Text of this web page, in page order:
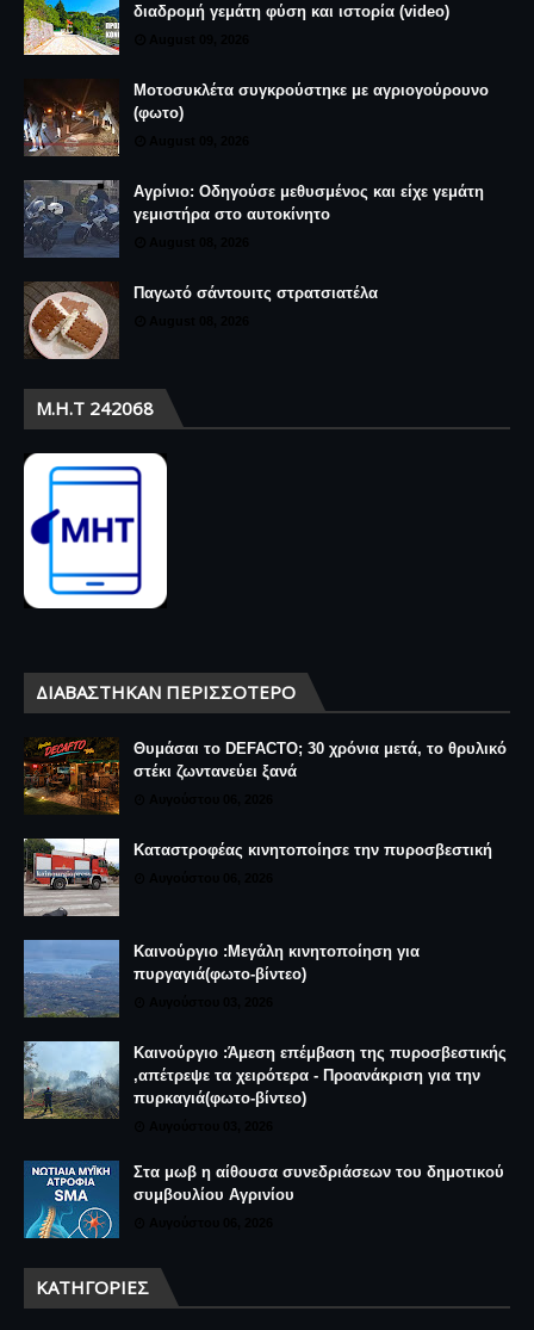
διαδρομή γεμάτη φύση και ιστορία (video)
Μοτοσυκλέτα συγκρούστηκε με αγριογούρουνο
(φωτο)
Αγρίνιο: Οδηγούσε μεθυσμένος και είχε γεμάτη
γεμιστήρα στο αυτοκίνητο
Παγωτό σάντουιτς στρατσιατέλα
Μ.Η.Τ 242068
ΔΙΑΒΆΣΤΗΚΑΝ ΠΕΡΙΣΣΌΤΕΡΟ
Θυμάσαι το DEFACTO; 30 χρόνια μετά, το θρυλικό
στέκι ζωντανεύει ξανά
Καταστροφέας κινητοποίησε την πυροσβεστική
Καινούργιο :Μεγάλη κινητοποίηση για
πυργαγιά(φωτο-βίντεο)
Καινούργιο :Άμεση επέμβαση της πυροσβεστικής
,απέτρεψε τα χειρότερα - Προανάκριση για την
πυρκαγιά(φωτο-βίντεο)
Στα μωβ η αίθουσα συνεδριάσεων του δημοτικού
συμβουλίου Αγρινίου
ΚΑΤΗΓΟΡΊΕΣ